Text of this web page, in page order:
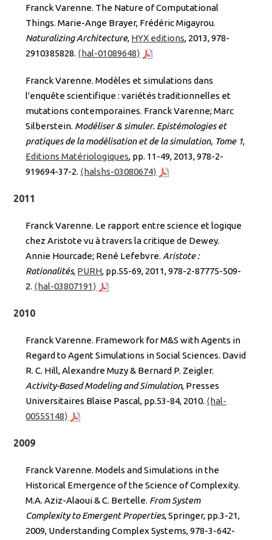
Franck Varenne. The Nature of Computational
Things. Marie-Ange Brayer, Frédéric Migayrou.
Naturalizing Architecture, HYX editions, 2013, 978-
2910385828. ⟨hal-01089648⟩
Franck Varenne. Modèles et simulations dans
l'enquête scientifique : variétés traditionnelles et
mutations contemporaines. Franck Varenne; Marc
Silberstein. Modéliser & simuler. Epistémologies et
pratiques de la modélisation et de la simulation, Tome 1,
Editions Matériologiques, pp. 11-49, 2013, 978-2-
919694-37-2. ⟨halshs-03080674⟩
2011
Franck Varenne. Le rapport entre science et logique
chez Aristote vu à travers la critique de Dewey.
Annie Hourcade; René Lefebvre. Aristote :
Rationalités, PURH, pp.55-69, 2011, 978-2-87775-509-
2. ⟨hal-03807191⟩
2010
Franck Varenne. Framework for M&S with Agents in
Regard to Agent Simulations in Social Sciences. David
R. C. Hill, Alexandre Muzy & Bernard P. Zeigler.
Activity-Based Modeling and Simulation, Presses
Universitaires Blaise Pascal, pp.53-84, 2010. ⟨hal-
00555148⟩
2009
Franck Varenne. Models and Simulations in the
Historical Emergence of the Science of Complexity.
M.A. Aziz-Alaoui & C. Bertelle. From System
Complexity to Emergent Properties, Springer, pp.3-21,
2009, Understanding Complex Systems, 978-3-642-